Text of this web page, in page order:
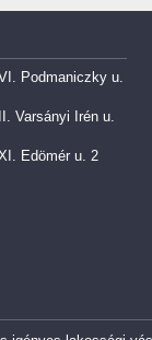
Podmaniczky u.
Varsányi Irén u.
Edömér u. 2